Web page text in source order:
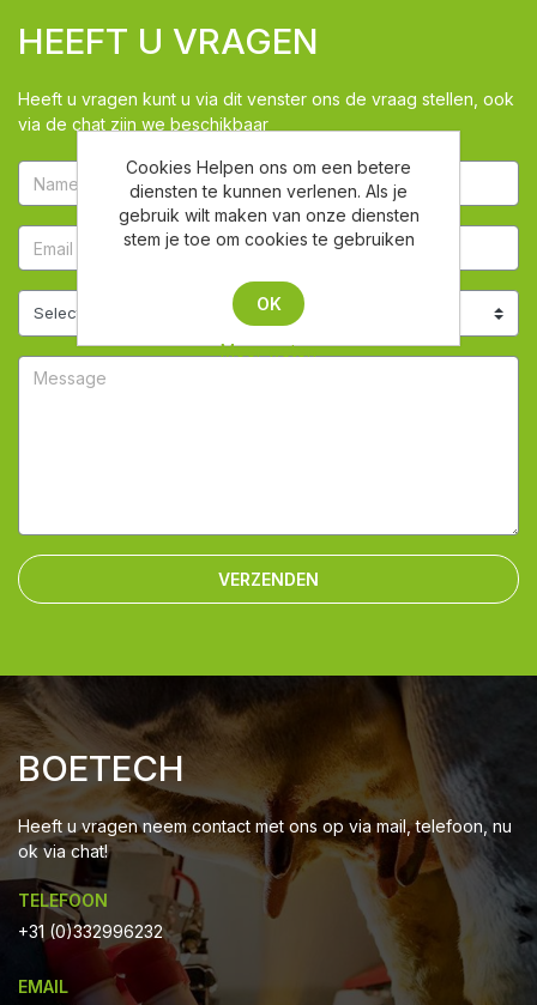
HEEFT U VRAGEN
Heeft u vragen kunt u via dit venster ons de vraag stellen, ook
via de chat zijn we beschikbaar
VERZENDEN
BOETECH
Heeft u vragen neem contact met ons op via mail, telefoon, nu
ok via chat!
TELEFOON
+31 (0)332996232
EMAIL
Cookies Helpen ons om een betere
diensten te kunnen verlenen. Als je
gebruik wilt maken van onze diensten
stem je toe om cookies te gebruiken
OK
Meer weten